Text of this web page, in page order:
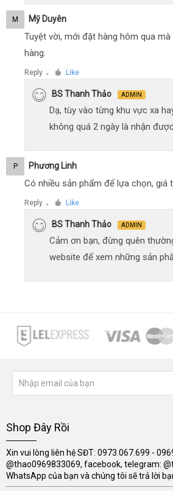
M Mỹ Duyên
Tuyệt vời, mới đặt hàng hôm qua
hàng.
Reply ● Like
BS Thanh Thảo ADMIN
Dạ, tùy vào từng khu vực xa
không quá 2 ngày là nhận
P Phương Linh
Có nhiều sản phẩm để lựa chọn, giá
Reply ● Like
BS Thanh Thảo ADMIN
Cảm ơn bạn, đừng quên
website để xem những sản
Shop Đây Rồi
Xin vui lòng liên hệ SĐT: 0973.067.699 -
@thao0969833069, facebook, telegram:
WhatsApp của bạn và chúng tôi sẽ trả lời